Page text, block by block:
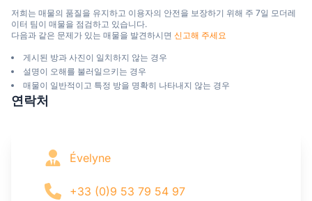
저희는 매물의 품질을 유지하고 이용자의 안전을 보장하기 위해 주 7일 모더레
이터 팀이 매물을 점검하고 있습니다.
다음과 같은 문제가 있는 매물을 발견하시면 신고해 주세요
게시된 방과 사진이 일치하지 않는 경우
설명이 오해를 불러일으키는 경우
매물이 일반적이고 특정 방을 명확히 나타내지 않는 경우
연락처
Évelyne
+33 (0)9 53 79 54 97